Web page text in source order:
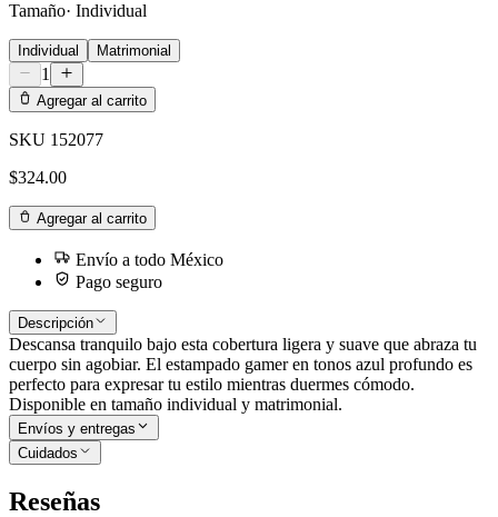
Tamaño· Individual
Individual Matrimonial
1
Agregar al carrito
SKU 152077
$324.00
Agregar al carrito
Envío a todo México
Pago seguro
Descripción
Descansa tranquilo bajo esta cobertura ligera y suave que abraza tu
cuerpo sin agobiar. El estampado gamer en tonos azul profundo es
perfecto para expresar tu estilo mientras duermes cómodo.
Disponible en tamaño individual y matrimonial.
Envíos y entregas
Cuidados
Reseñas